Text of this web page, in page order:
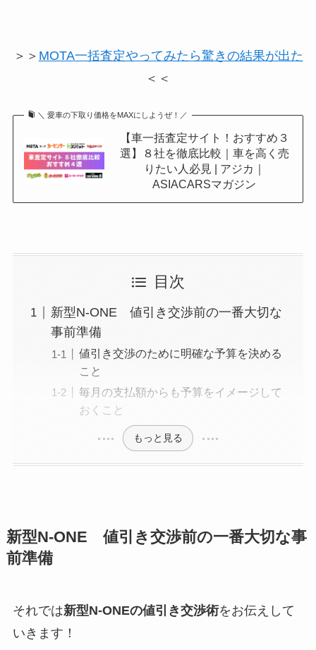
＞＞ MOTA一括査定やってみたら驚きの結果が出た
＜＜
＼ 愛車の下取り価格をMAXにしようぜ！／
【車一括査定サイト！おすすめ３
選】８社を徹底比較｜車を高く売
りたい人必見 | アジカ｜
ASIACARSマガジン
目次
新型N-ONE 値引き交渉前の一番大切な
事前準備
値引き交渉のために明確な予算を決める
こと
毎月の支払額からも予算をイメージして
おくこと
もっと見る
新型N-ONE 値引き交渉前の一番大切な事
前準備
それでは新型N-ONEの値引き交渉術をお伝えして
いきます！